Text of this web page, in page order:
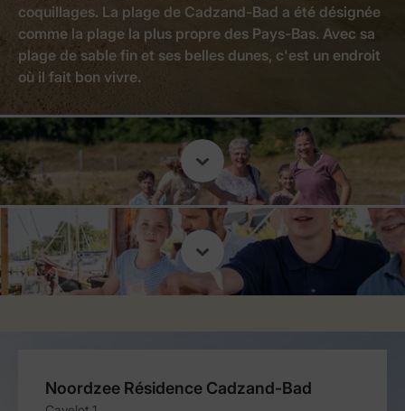
coquillages. La plage de Cadzand-Bad a été désignée
comme la plage la plus propre des Pays-Bas. Avec sa
plage de sable fin et ses belles dunes, c'est un endroit
où il fait bon vivre.